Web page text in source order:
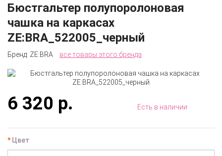
Бюстгальтер полупоролоновая
чашка на каркасах
ZE:BRA_522005_черный
Бренд: ZE:BRA все товары этого бренда
6 320 р. Есть в наличии
Цвет